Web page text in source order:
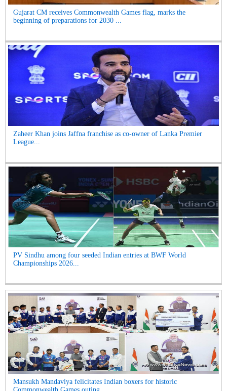
Gujarat CM receives Commonwealth Games flag, marks the
beginning of preparations for 2030 ...
Zaheer Khan joins Jaffna franchise as co-owner of Lanka Premier
League...
PV Sindhu among four seeded Indian entries at BWF World
Championships 2026...
Mansukh Mandaviya felicitates Indian boxers for historic